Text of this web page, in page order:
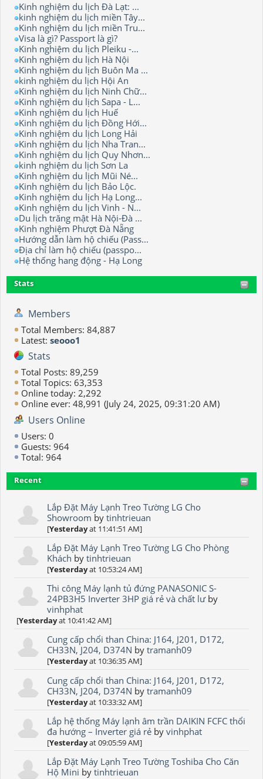
Kinh nghiệm du lịch Đà Lạt: ...
kinh nghiệm du lịch miền Tây...
Kinh nghiệm du lịch miền Tru...
Visa là gì? Passport là gì?
Kinh nghiệm du lịch Pleiku -...
Kinh nghiệm du lịch Hà Nội
Kinh nghiệm du lịch Buôn Ma ...
kinh nghiệm du lịch Hội An
Kinh nghiệm du lịch Ninh Chữ...
Kinh nghiệm du lịch Sapa - L...
Kinh nghiệm du lịch Huế
Kinh nghiệm du lịch Đồng Hới...
Kinh nghiệm du lịch Long Hải
Kinh nghiệm du lịch Nha Tran...
Kinh nghiệm du lịch Quy Nhơn...
kinh nghiệm du lịch Sơn La
Kinh nghiệm du lịch Mũi Né...
Kinh nghiệm du lịch Bảo Lộc.
Kinh nghiệm du lịch Hạ Long...
Kinh nghiệm du lịch Vinh - N...
Du lịch trăng mật Hà Nội-Đà ...
Kinh nghiệm Phượt Đà Nẵng
Hướng dẫn làm hộ chiếu (Pass...
Địa chỉ làm hộ chiếu (passpo...
Hệ thống hang động - Hạ Long
Stats
Members
Total Members: 84,887
Latest: seooo1
Stats
Total Posts: 89,259
Total Topics: 63,353
Online today: 2,292
Online ever: 48,991 (July 24, 2025, 09:31:20 AM)
Users Online
Users: 0
Guests: 964
Total: 964
Recent
Lắp Đặt Máy Lạnh Treo Tường LG Cho
Showroom bytinhtrieuan
[Yesterdayat 11:41:51 AM]
Lắp Đặt Máy Lạnh Treo Tường LG Cho Phòng
Khách bytinhtrieuan
[Yesterdayat 10:53:24 AM]
Thi công Máy lạnh tủ đứng PANASONIC S-
24PB3H5 Inverter 3HP giá rẻ và chất lưby
vinhphat
[Yesterdayat 10:41:42 AM]
Cung cấp chổi than China: J164, J201, D172,
CH33N, J204, D374N bytramanh09
[Yesterdayat 10:36:35 AM]
Cung cấp chổi than China: J164, J201, D172,
CH33N, J204, D374N bytramanh09
[Yesterdayat 10:33:32 AM]
Lắp hệ thống Máy lạnh âm trần DAIKIN FCFC thổi
đa hướng – Inverter giá rẻ byvinhphat
[Yesterdayat 09:05:59 AM]
Lắp Đặt Máy Lạnh Treo Tường Toshiba Cho Căn
Hộ Mini bytinhtrieuan